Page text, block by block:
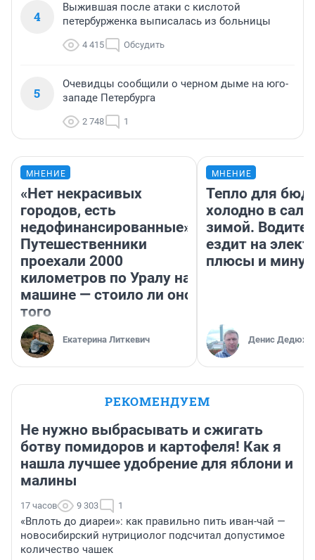
4
Выжившая после атаки с кислотой
петербурженка выписалась из больницы
4 415 Обсудить
5
Очевидцы сообщили о черном дыме на юго-
западе Петербурга
2 748 1
МНЕНИЕ
«Нет некрасивых
городов, есть
недофинансированные».
Путешественники
проехали 2000
километров по Уралу на
машине — стоило ли оно
того
Екатерина Литкевич
МНЕНИЕ
Тепло для
холодно в
зимой.
ездит на
плюсы и
Денис
РЕКОМЕНДУЕМ
Не нужно выбрасывать и сжигать
ботву помидоров и картофеля! Как я
нашла лучшее удобрение для яблони и
малины
17 часов 9 303 1
«Вплоть до диареи»: как правильно пить иван-чай —
новосибирский нутрициолог подсчитал допустимое
количество чашек